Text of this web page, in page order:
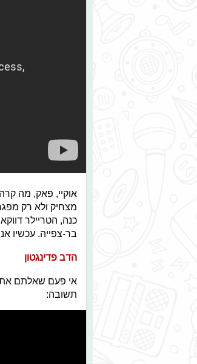
אוקיי, פאק, מה
מצחיק ולא רק
כנה, הטריילר
בר-צפייה. עכשיו
הדב פדינגטון
אי פעם שאלתם את
תשובה: